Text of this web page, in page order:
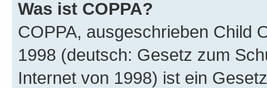
Was ist COPPA?
COPPA, ausgeschrieben Child
1998 (deutsch: Gesetz zum
Internet von 1998) ist ein